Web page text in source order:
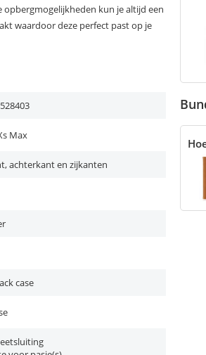
opbergmogelijkheden kun je altijd een
waardoor deze perfect past op je
Max
achterkant en zijkanten
case